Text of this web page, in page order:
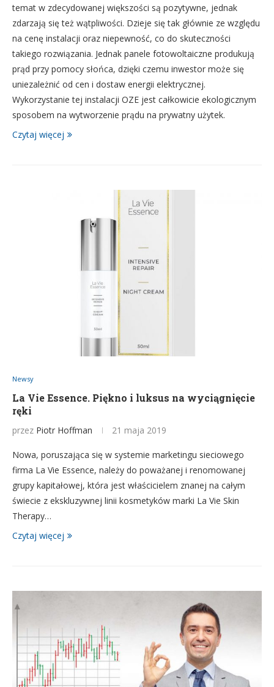
temat w zdecydowanej większości są pozytywne, jednak
zdarzają się też wątpliwości. Dzieje się tak głównie ze względu
na cenę instalacji oraz niepewność, co do skuteczności
takiego rozwiązania. Jednak panele fotowoltaiczne produkują
prąd przy pomocy słońca, dzięki czemu inwestor może się
uniezależnić od cen i dostaw energii elektrycznej.
Wykorzystanie tej instalacji OZE jest całkowicie ekologicznym
sposobem na wytworzenie prądu na prywatny użytek.
Czytaj więcej
Newsy
La Vie Essence. Piękno i luksus na wyciągnięcie
ręki
przez Piotr Hoffman 21 maja 2019
Nowa, poruszająca się w systemie marketingu sieciowego
firma La Vie Essence, należy do poważanej i renomowanej
grupy kapitałowej, która jest właścicielem znanej na całym
świecie z ekskluzywnej linii kosmetyków marki La Vie Skin
Therapy…
Czytaj więcej